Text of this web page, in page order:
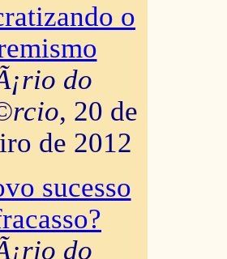
o
do
, 20 de
de 2012
sucesso
do